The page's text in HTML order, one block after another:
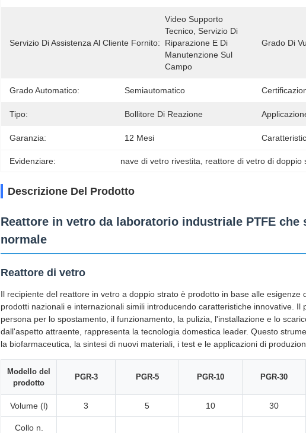
Servizio Di Assistenza Al Cliente Fornito:
Video Supporto
Tecnico, Servizio Di
Riparazione E Di
Manutenzione Sul
Campo
Grado Di
Grado Automatico: Semiautomatico
Tipo: Bollitore Di Reazione
Garanzia: 12 Mesi
Evidenziare: nave di vetro rivestita reattore di vetro di doppio
Descrizione Del Prodotto
Reattore in vetro da laboratorio industriale PTFE
normale
Reattore di vetro
Il recipiente del reattore in vetro a doppio strato è prodotto in base alle
prodotti nazionali e internazionali simili introducendo caratteristiche innovative.
persona per lo spostamento, il funzionamento, la pulizia, l'installazione e lo
dall'aspetto attraente, rappresenta la tecnologia domestica leader. Questo
la biofarmaceutica, la sintesi di nuovi materiali, i test e le applicazioni di
Modello del
prodotto
PGR-3 PGR-5 PGR-10 PGR-30
Volume (l) 3 5 10 30
Collo n.